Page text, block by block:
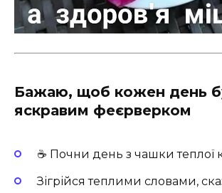
Бажаю, щоб кожен день
яскравим феєрверком
☕ Почни день з чашки теплої
Зігрійся теплими словами,